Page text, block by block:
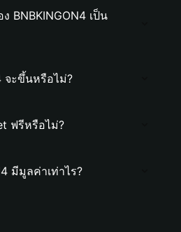
BNBKINGON4 เป็น
จะขึ้นหรือไม่?
ฟรีหรือไม่?
มีมูลค่าเท่าไร?